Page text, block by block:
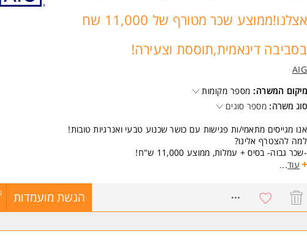
אצלנו!ממוצע שכר מטורף של 11,000 שח
בסביבה דינאמית,תוססת וצעירה!
AIG
מיקום המשרה: מספר מקומות
סוג משרה: מספר סוגים
אנו מגייסים מתאמי/ות פגישות עם כושר שכנוע טבעי ואנרגיות טובות!
למה להצטרף אלינו?
-שכר גבוה- בסיס + עמלות, ממוצע 11,000 ש"ח!
-סביבת עבודה כיפית עם אנשים מדהימים
ללא ימי שישי, מענק של 2000 והגנת שכר בחודשיים הראשונים
*
דרישות:
עוד...
הגשת מועמדות